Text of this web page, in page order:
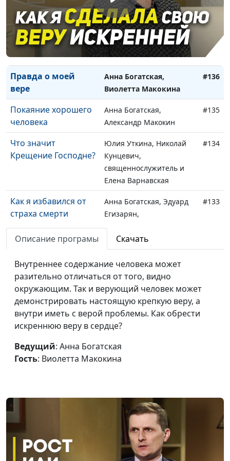
Выход из тупика: как
я его нашла?
Анна Богатская, Айгуль
Иншакова, психолог,
тренер личностного
роста
#137
Правда о моей
вере
Анна Богатская,
Виолетта Макокина
#136
Покаяние хорошего
человека
Анна Богатская,
Александр Макокин
#135
Что значит
Крещение Господне?
Юлия Уткина, Николай
Кунцевич,
священнослужитель и
Елена Варнавская
#134
Как я избавился от
страха смерти
Анна Богатская, Эдуард
Егизарян,
преподаватель кафедры
теологии
Заокского университета
#133
Зачем живет
человек?
Чернышев
Родители, дети и
духовные ценности
Анна Ронжина, Павел
Гончар, магистр
богословия
Миссия врача и
миссия христианина
Анна Богатская, Нина
Пакулева, врач-педиатр
преображает жизнь
Севастьянов
семью
Анна Богатская, Анна
Ронжина, Алексей
Ронжин
Описание програмы Скачать
Внутреннее содержание человека может
разительно отличаться от того, видно
окружающим. Так и верующий человек может
демонстрировать настоящую крепкую веру, а
внутри иметь с верой проблемы. Как обрести
искреннюю веру в сердце?
Ведущий: Анна Богатская
Гость: Виолетта Макокина